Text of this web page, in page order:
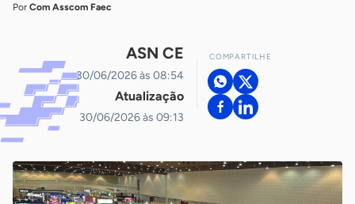
Por Com Asscom Faec
ASN CE
30/06/2026 às 08:54
Atualização
30/06/2026 às 09:13
COMPARTILHE